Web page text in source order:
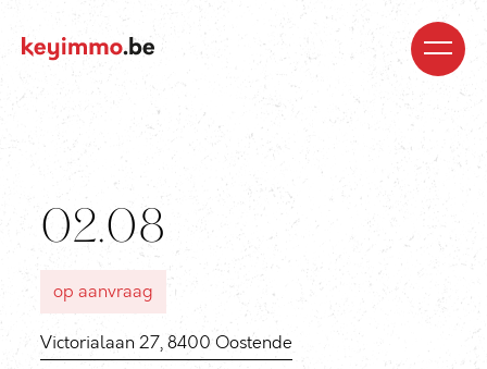
02.08
op aanvraag
Victorialaan 27, 8400 Oostende